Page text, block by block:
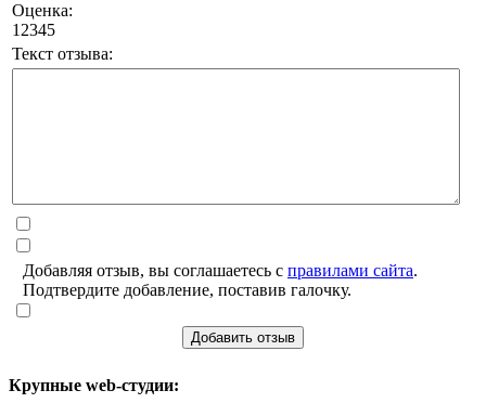
Оценка:
1 2345
Текст отзыва:
Добавляя отзыв, вы соглашаетесь с правилами сайта.
Подтвердите добавление, поставив галочку.
Добавить отзыв
Крупные web-студии: